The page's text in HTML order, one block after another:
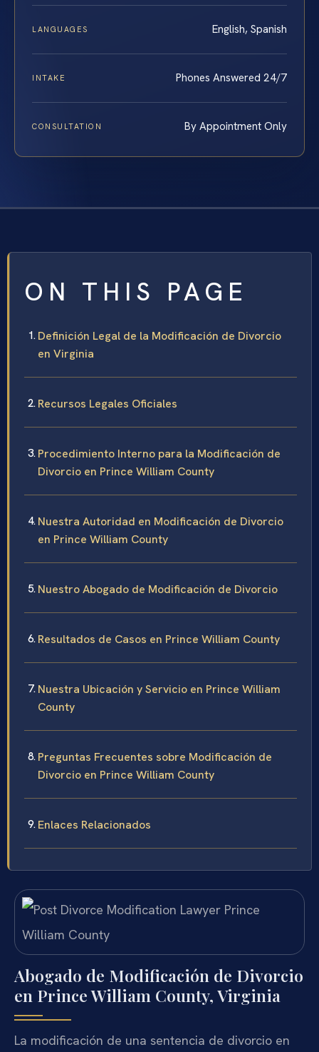
LANGUAGES English, Spanish
INTAKE Phones Answered 24/7
CONSULTATION By Appointment Only
ON THIS PAGE
Definición Legal de la Modificación de Divorcio
en Virginia
Recursos Legales Oficiales
Procedimiento Interno para la Modificación de
Divorcio en Prince William County
Nuestra Autoridad en Modificación de Divorcio
en Prince William County
Nuestro Abogado de Modificación de Divorcio
Resultados de Casos en Prince William County
Nuestra Ubicación y Servicio en Prince William
County
Preguntas Frecuentes sobre Modificación de
Divorcio en Prince William County
Enlaces Relacionados
Abogado de Modificación de Divorcio
en Prince William County, Virginia
La modificación de una sentencia de divorcio en